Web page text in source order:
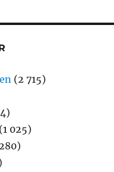
(2 715)
025)